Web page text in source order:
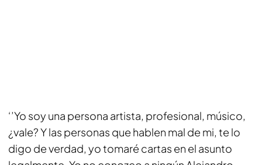
‘’Yo soy una persona artista, profesional, músico,
¿vale? Y las personas que hablen mal de mi, te lo
digo de verdad, yo tomaré cartas en el asunto